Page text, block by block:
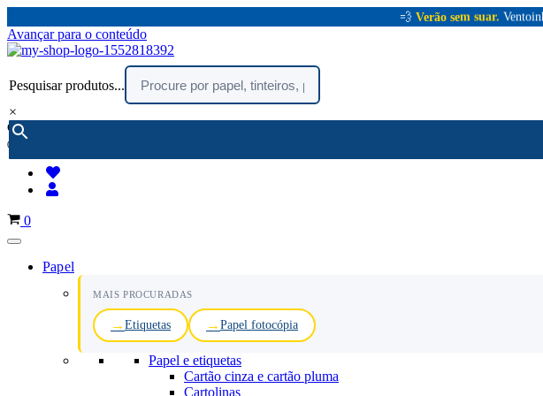
💨 Verão sem suar.
Avançar para o conteúdo
Pesquisar produtos...
×
encomendar por telefone :
(chamada rede fixa nacional)
Carrinho
0
Papel
MAIS PROCURADAS
Etiquetas Papel fotocópia
Papel e etiquetas
Cartão cinza e cartão pluma
Cartolinas